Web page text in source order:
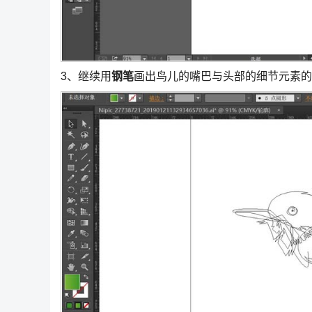
3、继续用钢笔画出鸟儿的嘴巴与头部的细节元素